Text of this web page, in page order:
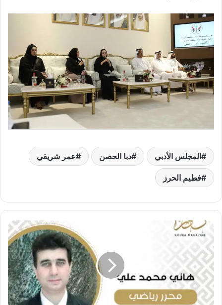
المجلس الأدبي دبا الحصن عمر شريقي
فطيم الحرز